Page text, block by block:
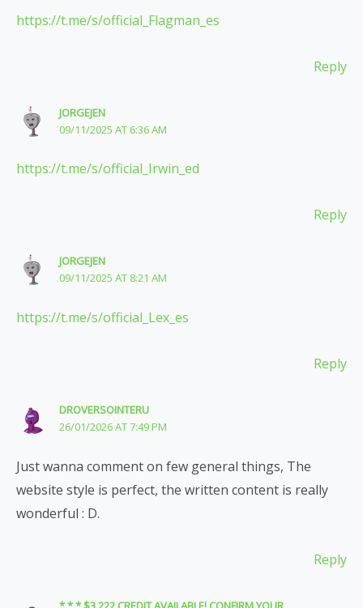
https://t.me/s/official_Flagman_es
Reply
JORGEJEN
09/11/2025 AT 6:36 AM
https://t.me/s/official_Irwin_ed
Reply
JORGEJEN
09/11/2025 AT 8:21 AM
https://t.me/s/official_Lex_es
Reply
DROVERSOINTERU
26/01/2026 AT 7:49 PM
Just wanna comment on few general things, The
website style is perfect, the written content is really
wonderful : D.
Reply